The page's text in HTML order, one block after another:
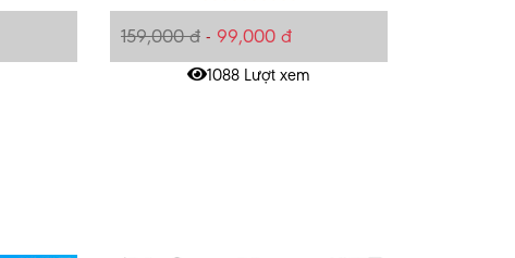
159,000 đ - 99,000 đ
1088 Lượt xem